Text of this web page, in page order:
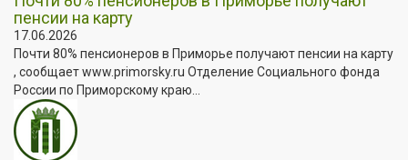
пенсии на карту
17.06.2026
Почти 80% пенсионеров в Приморье получают пенсии на карту
, сообщает www.primorsky.ru Отделение Социального фонда
России по Приморскому краю...